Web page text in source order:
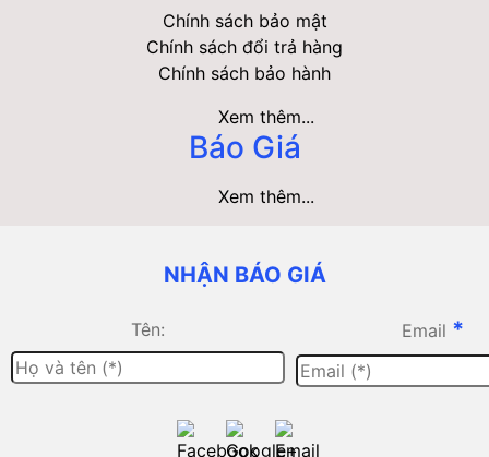
Chính sách bảo mật
Chính sách đổi trả hàng
Chính sách bảo hành
Xem thêm...
Báo Giá
Xem thêm...
NHẬN BÁO GIÁ
Tên: Email *